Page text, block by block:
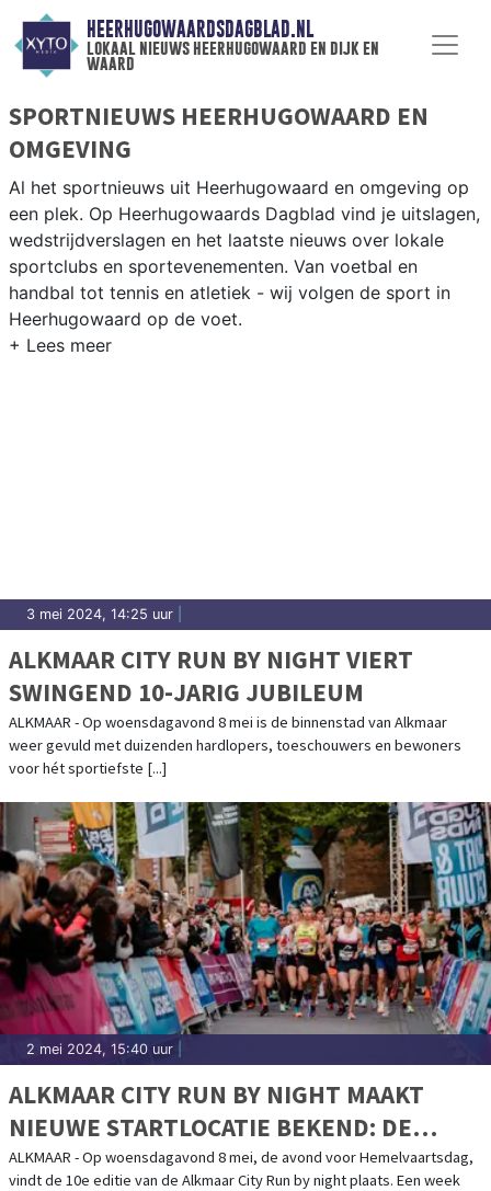
HEERHUGOWAARDSDAGBLAD.NL
lokaal nieuws heerhugowaard en dijk en
waard
SPORTNIEUWS HEERHUGOWAARD EN
OMGEVING
Al het sportnieuws uit Heerhugowaard en omgeving op
een plek. Op Heerhugowaards Dagblad vind je uitslagen,
wedstrijdverslagen en het laatste nieuws over lokale
sportclubs en sportevenementen. Van voetbal en
handbal tot tennis en atletiek - wij volgen de sport in
Heerhugowaard op de voet.
3 mei 2024, 14:25 uur
ALKMAAR CITY RUN BY NIGHT VIERT
SWINGEND 10-JARIG JUBILEUM
ALKMAAR - Op woensdagavond 8 mei is de binnenstad van Alkmaar
weer gevuld met duizenden hardlopers, toeschouwers en bewoners
voor hét sportiefste [...]
2 mei 2024, 15:40 uur
ALKMAAR CITY RUN BY NIGHT MAAKT
NIEUWE STARTLOCATIE BEKEND: DE
MOLENBUURT
ALKMAAR - Op woensdagavond 8 mei, de avond voor Hemelvaartsdag,
vindt de 10e editie van de Alkmaar City Run by night plaats. Een week